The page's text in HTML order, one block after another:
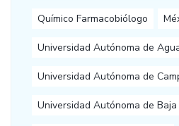
Químico Farmacobiólogo
Universidad Autónoma de
Universidad Autónoma de
Universidad Autónoma de